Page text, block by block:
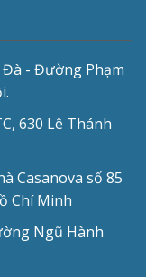
Đà - Đường Phạm
630 Lê Thánh
Casanova số 85
Chí Minh
Ngũ Hành